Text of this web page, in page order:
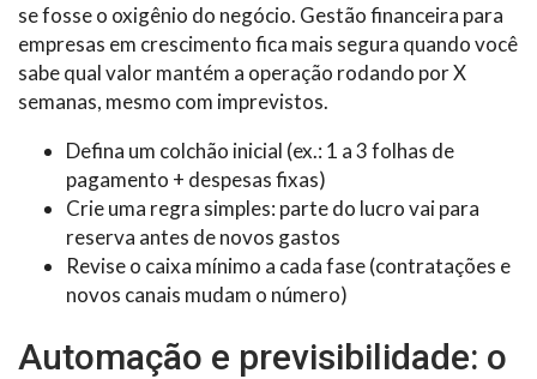
se fosse o oxigênio do negócio. Gestão financeira para
empresas em crescimento fica mais segura quando você
sabe qual valor mantém a operação rodando por X
semanas, mesmo com imprevistos.
Defina um colchão inicial (ex.: 1 a 3 folhas de
pagamento + despesas fixas)
Crie uma regra simples: parte do lucro vai para
reserva antes de novos gastos
Revise o caixa mínimo a cada fase (contratações e
novos canais mudam o número)
Automação e previsibilidade: o